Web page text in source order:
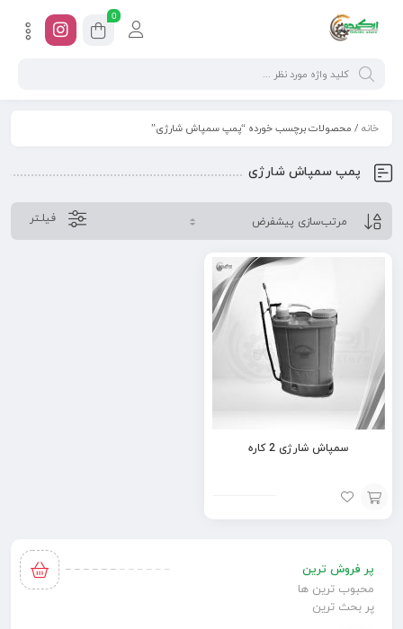
0
خانه / محصولات برچسب خورده “پمپ سمپاش شارژی”
پمپ سمپاش شارژی
فیلـتر
سمپاش شارژی 2 کاره
افزودن
سبد
پر فروش ترین
محبوب ترین ها
پر بحث ترین